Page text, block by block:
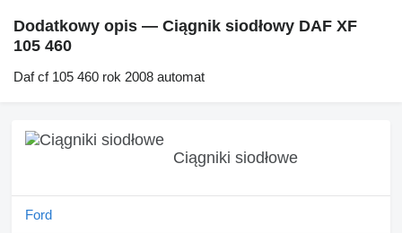
Dodatkowy opis — Ciągnik siodłowy DAF XF
105 460
Daf cf 105 460 rok 2008 automat
Ciągniki siodłowe
Ford